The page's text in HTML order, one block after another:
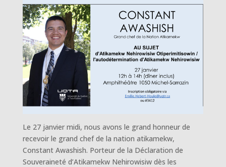
Le 27 janvier midi, nous avons le grand honneur de
recevoir le grand chef de la nation atikamekw,
Constant Awashish. Porteur de la Déclaration de
Souveraineté d’Atikamekw Nehirowisiw dès les